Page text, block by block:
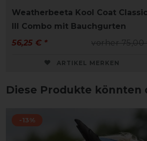
Weatherbeeta Kool Coat Classic
III Combo mit Bauchgurten
vorher 75,00
56,25 € *
ARTIKEL MERKEN
Diese Produkte könnten
-13%